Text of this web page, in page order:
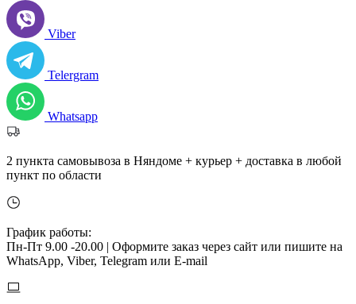
Viber
Telergram
Whatsapp
2 пункта самовывоза в Няндоме + курьер + доставка в любой
пункт по области
График работы:
Пн-Пт 9.00 -20.00 | Оформите заказ через сайт или пишите на
WhatsApp, Viber, Telegram или E-mail